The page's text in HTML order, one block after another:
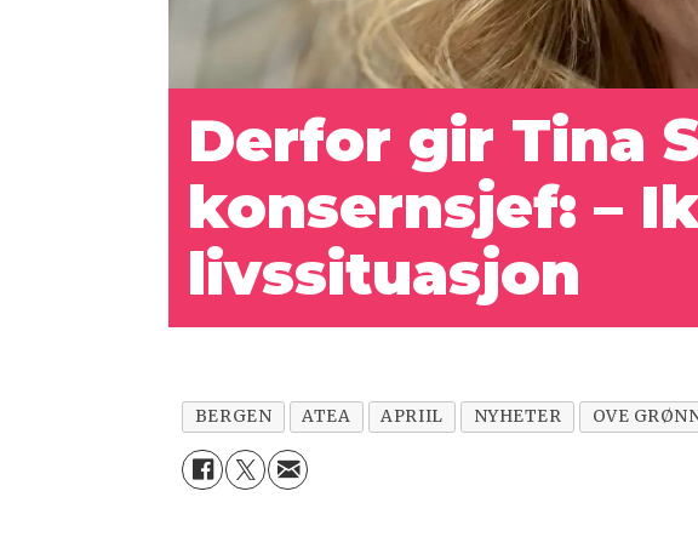
Derfor gir Tina
konsernsjef: –
livssituasjon
BERGEN ATEA APRIIL NYHETER OVE